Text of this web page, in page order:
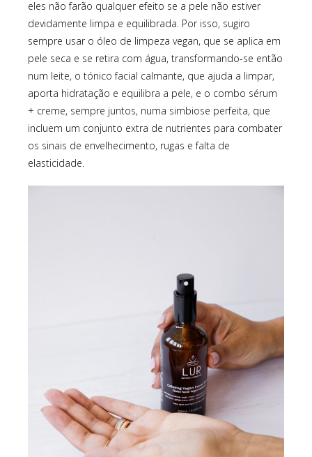
eles não farão qualquer efeito se a pele não estiver
devidamente limpa e equilibrada. Por isso, sugiro
sempre usar o óleo de limpeza vegan, que se aplica em
pele seca e se retira com água, transformando-se então
num leite, o tónico facial calmante, que ajuda a limpar,
aporta hidratação e equilibra a pele, e o combo sérum
+ creme, sempre juntos, numa simbiose perfeita, que
incluem um conjunto extra de nutrientes para combater
os sinais de envelhecimento, rugas e falta de
elasticidade.